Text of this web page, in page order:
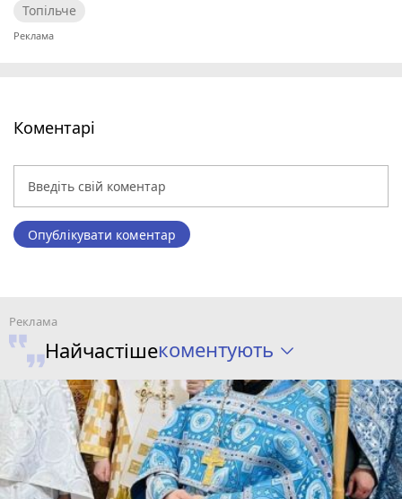
Топільче
Коментарі
Опублікувати коментар
Найчастішекоментують